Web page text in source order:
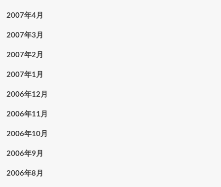
2007年4月
2007年3月
2007年2月
2007年1月
2006年12月
2006年11月
2006年10月
2006年9月
2006年8月